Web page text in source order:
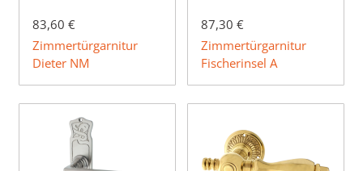
83,60 €
Zimmertürgarnitur
Dieter NM
87,30 €
Zimmertürgarnitur
Fischerinsel A